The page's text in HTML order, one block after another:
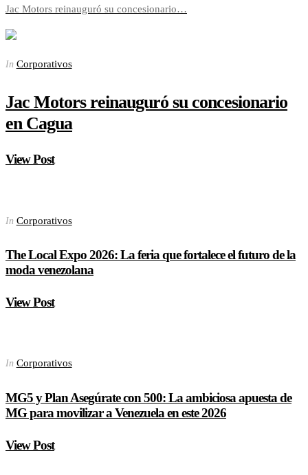
Jac Motors reinauguró su concesionario…
In Corporativos
Jac Motors reinauguró su concesionario
en Cagua
View Post
In Corporativos
The Local Expo 2026: La feria que fortalece el futuro de la
moda venezolana
View Post
In Corporativos
MG5 y Plan Asegúrate con 500: La ambiciosa apuesta de
MG para movilizar a Venezuela en este 2026
View Post